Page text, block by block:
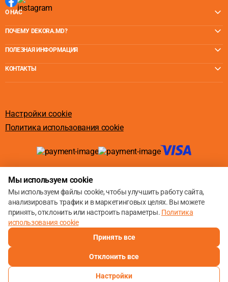
О НАС
ПОЧЕМУ DEKORA.MD?
ПОЛЕЗНАЯ ИНФОРМАЦИЯ
КОНТАКТЫ
Настройки cookie
Политика использования cookie
Мы используем cookie
Мы используем файлы cookie, чтобы улучшить работу сайта,
анализировать трафик и в маркетинговых целях. Вы можете
принять, отклонить или настроить параметры. Политика
использования cookie
Принять все
Отклонить все
Настройки